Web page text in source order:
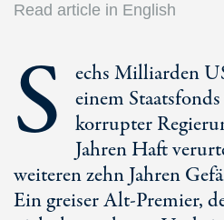
Read article in English
S
echs Milliarden
einem
korrupter
Jahren Haft
weiteren zehn Jahren
Ein greiser Alt-Premier,